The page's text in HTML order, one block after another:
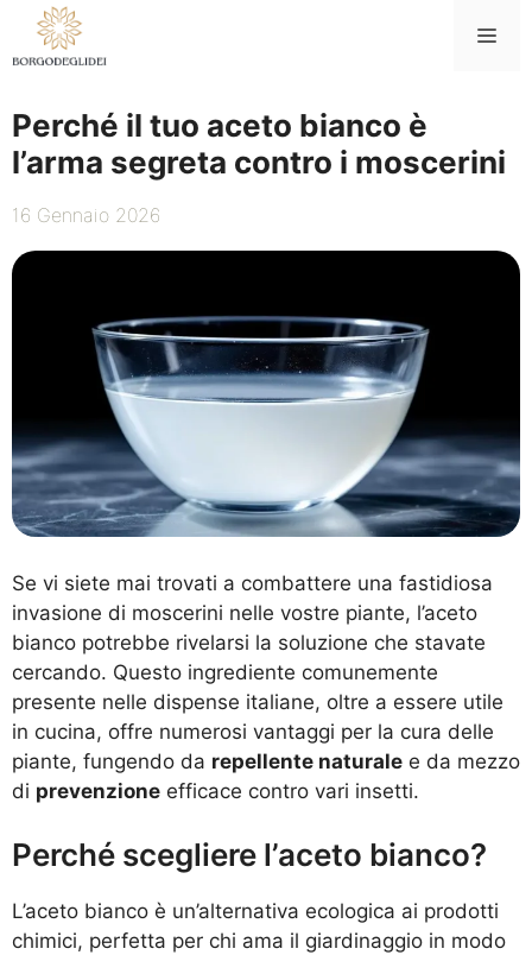
contenuto
Perché il tuo aceto bianco è
l’arma segreta contro i moscerini
16 Gennaio 2026
Se vi siete mai trovati a combattere una fastidiosa
invasione di moscerini nelle vostre piante, l’aceto
bianco potrebbe rivelarsi la soluzione che stavate
cercando. Questo ingrediente comunemente
presente nelle dispense italiane, oltre a essere utile
in cucina, offre numerosi vantaggi per la cura delle
piante, fungendo da repellente naturale e da mezzo
di prevenzione efficace contro vari insetti.
Perché scegliere l’aceto bianco?
L’aceto bianco è un’alternativa ecologica ai prodotti
chimici, perfetta per chi ama il giardinaggio in modo